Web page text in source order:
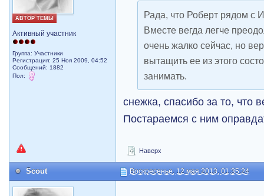
АВТОР ТЕМЫ
Активный участник
Группа: Участники
Регистрация: 25 Ноя 2009, 04:52
Сообщений: 1882
Пол:
Рада, что Роберт рядом с
Вместе вегда легче
очень жалко сейчас, но
вытащить ее из этого
занимать.
снежка, спасибо за то, что
Постараемся с ним
Наверх
Scout Воскресенье, 12 мая 2013, 01:35:24